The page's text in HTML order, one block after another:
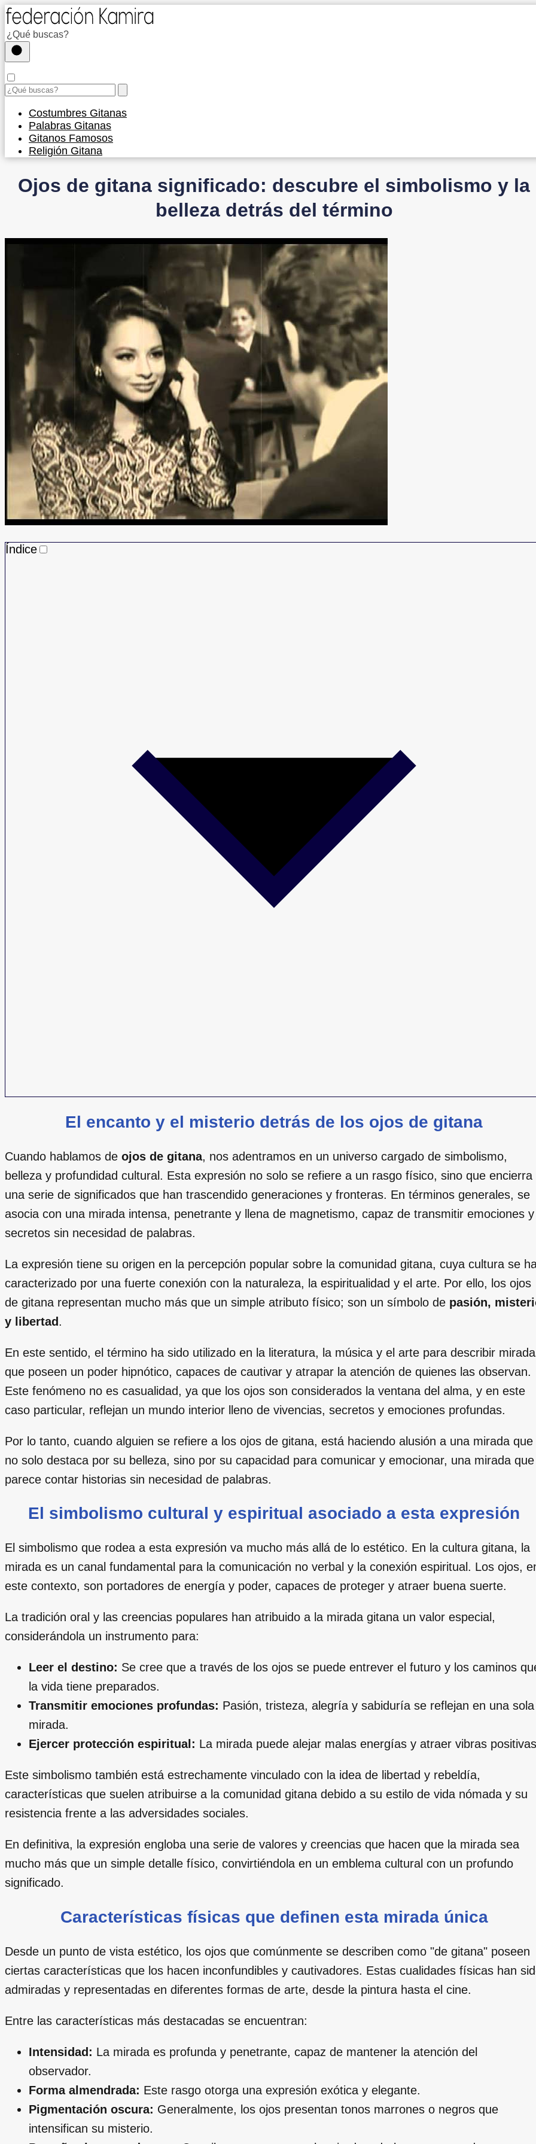
Costumbres Gitanas
Palabras Gitanas
Gitanos Famosos
Religión Gitana
Ojos de gitana significado: descubre el simbolismo y la
belleza detrás del término
Índice
El encanto y el misterio detrás de los ojos de gitana
Cuando hablamos de ojos de gitana, nos adentramos en un universo cargado de simbolismo,
belleza y profundidad cultural. Esta expresión no solo se refiere a un rasgo físico, sino que encierra
una serie de significados que han trascendido generaciones y fronteras. En términos generales, se
asocia con una mirada intensa, penetrante y llena de magnetismo, capaz de transmitir emociones y
secretos sin necesidad de palabras.
La expresión tiene su origen en la percepción popular sobre la comunidad gitana, cuya cultura se
caracterizado por una fuerte conexión con la naturaleza, la espiritualidad y el arte. Por ello, los ojos
de gitana representan mucho más que un simple atributo físico; son un símbolo de pasión,
y libertad .
En este sentido, el término ha sido utilizado en la literatura, la música y el arte para describir
que poseen un poder hipnótico, capaces de cautivar y atrapar la atención de quienes las observan.
Este fenómeno no es casualidad, ya que los ojos son considerados la ventana del alma, y en este
caso particular, reflejan un mundo interior lleno de vivencias, secretos y emociones profundas.
Por lo tanto, cuando alguien se refiere a los ojos de gitana, está haciendo alusión a una mirada que
no solo destaca por su belleza, sino por su capacidad para comunicar y emocionar, una mirada que
parece contar historias sin necesidad de palabras.
El simbolismo cultural y espiritual asociado a esta expresión
El simbolismo que rodea a esta expresión va mucho más allá de lo estético. En la cultura gitana, la
mirada es un canal fundamental para la comunicación no verbal y la conexión espiritual. Los ojos,
este contexto, son portadores de energía y poder, capaces de proteger y atraer buena suerte.
La tradición oral y las creencias populares han atribuido a la mirada gitana un valor especial,
considerándola un instrumento para:
Leer el destino: Se cree que a través de los ojos se puede entrever el futuro y los caminos
la vida tiene preparados.
Transmitir emociones profundas: Pasión, tristeza, alegría y sabiduría se reflejan en una sola
mirada.
Ejercer protección espiritual: La mirada puede alejar malas energías y atraer vibras
Este simbolismo también está estrechamente vinculado con la idea de libertad y rebeldía,
características que suelen atribuirse a la comunidad gitana debido a su estilo de vida nómada y su
resistencia frente a las adversidades sociales.
En definitiva, la expresión engloba una serie de valores y creencias que hacen que la mirada sea
mucho más que un simple detalle físico, convirtiéndola en un emblema cultural con un profundo
significado.
Características físicas que definen esta mirada única
Desde un punto de vista estético, los ojos que comúnmente se describen como "de gitana" poseen
ciertas características que los hacen inconfundibles y cautivadores. Estas cualidades físicas han
admiradas y representadas en diferentes formas de arte, desde la pintura hasta el cine.
Entre las características más destacadas se encuentran:
Intensidad: La mirada es profunda y penetrante, capaz de mantener la atención del
observador.
Forma almendrada: Este rasgo otorga una expresión exótica y elegante.
Pigmentación oscura: Generalmente, los ojos presentan tonos marrones o negros que
intensifican su misterio.